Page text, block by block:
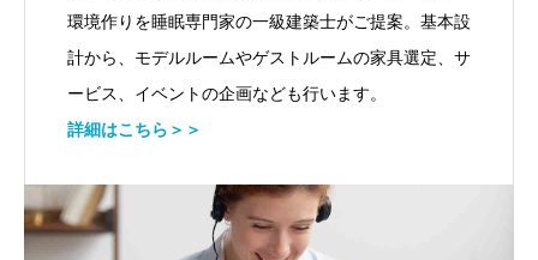
環境作りを睡眠専門家の一級建築士がご提案。基本設
計から、モデルルームやゲストルームの家具選定、サ
ービス、イベントの企画なども行います。
詳細はこちら＞＞